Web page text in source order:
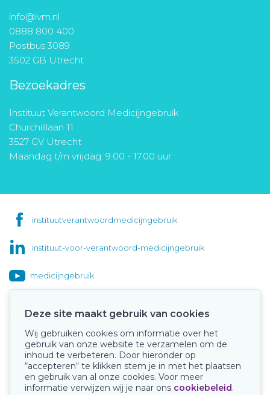
info@ivm.nl
0888 800 400
Postbus 3089
3502 GB Utrecht
Bezoekadres
Instituut Verantwoord Medicijngebruik
Churchilllaan 11
3527 GV Utrecht
Maandag t/m vrijdag: 9.00 - 17.00 uur
instituutverantwoordmedicijngebruik
instituut-voor-verantwoord-medicijngebruik
medicijngebruik
Onze keurmerken
Deze site maakt gebruik van cookies
Wij gebruiken cookies om informatie over het
gebruik van onze website te verzamelen om de
inhoud te verbeteren. Door hieronder op
“accepteren“ te klikken stem je in met het plaatsen
en gebruik van al onze cookies. Voor meer
informatie verwijzen wij je naar ons cookiebeleid.